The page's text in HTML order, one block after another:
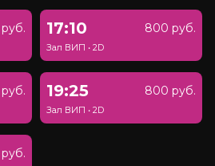
17:10 800 руб.
Зал ВИП • 2D
19:25 800 руб.
Зал ВИП • 2D